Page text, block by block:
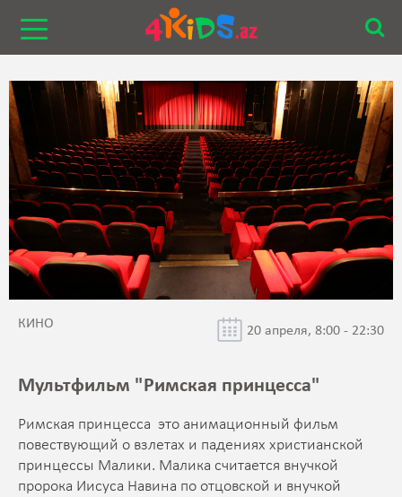
КИНО 20 апреля, 8:00 - 22:30
Мультфильм "Римская принцесса"
Римская принцесса ­ это анимационный фильм
повествующий о взлетах и падениях христианской
принцессы Малики. Малика считается внучкой
пророка Иисуса Навина по отцовской и внучкой